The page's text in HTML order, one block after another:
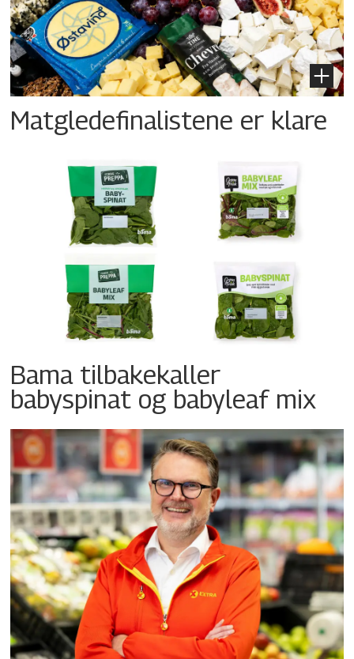
Matgledefinalistene er klare
Bama tilbakekaller
babyspinat og babyleaf mix